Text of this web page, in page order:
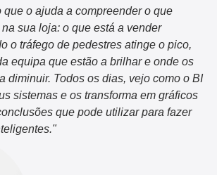
o ajuda a compreender o que
sua loja: o que está a vender
o tráfego de pedestres atinge o pico,
equipa que estão a brilhar e onde os
diminuir. Todos os dias, vejo como o BI
sistemas e os transforma em gráficos
que pode utilizar para fazer
"